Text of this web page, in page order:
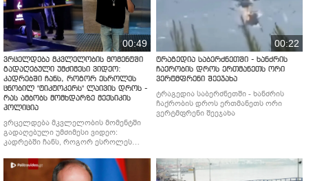
00:49
ვრცელდება მკვლელობის მომენტში
გადაღებული უმძიმესი ვიდეო:
კადრებში ჩანს, როგორ ესროლეს
ცნობილ "ტიკტოკერს" ლაივის დროს -
რას ამბობს მომხდარზე მექსიკის
პოლიცია
ვრცელდება მკვლელობის მომენტში
გადაღებული უმძიმესი ვიდეო:
კადრებში ჩანს, როგორ ესროლეს
რას ამბობს მომხდარზე მექსიკის
პოლიცია
00:22
ტრაგედია საბერძნეთში - ხანძრის
ჩაქრობის დროს ერთმანეთს ორი
ვერტმფრენი შეეჯახა
ტრაგედია საბერძნეთში - ხანძრის
ჩაქრობის დროს ერთმანეთს ორი
ვერტმფრენი შეეჯახა